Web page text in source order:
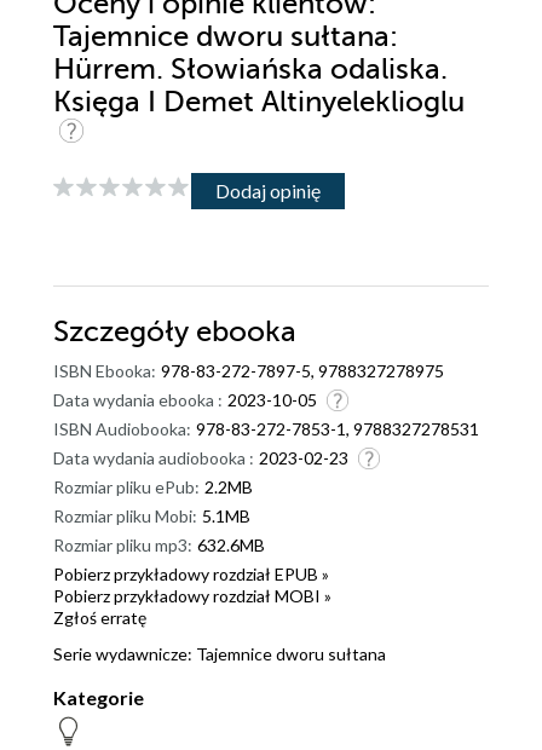
Tajemnice dworu sułtana:
Hürrem. Słowiańska odaliska.
Księga I Demet Altinyeleklioglu
Dodaj opinię
Szczegóły ebooka
ISBN Ebooka: 978-83-272-7897-5, 9788327278975
Data wydania ebooka : 2023-10-05
ISBN Audiobooka: 978-83-272-7853-1, 9788327278531
Data wydania audiobooka : 2023-02-23
Rozmiar pliku ePub: 2.2MB
Rozmiar pliku Mobi: 5.1MB
Rozmiar pliku mp3: 632.6MB
Pobierz przykładowy rozdział EPUB »
Pobierz przykładowy rozdział MOBI »
Zgłoś erratę
Serie wydawnicze: Tajemnice dworu sułtana
Kategorie